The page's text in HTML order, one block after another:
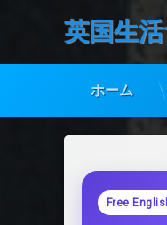
コ
英国生
ホーム
Free